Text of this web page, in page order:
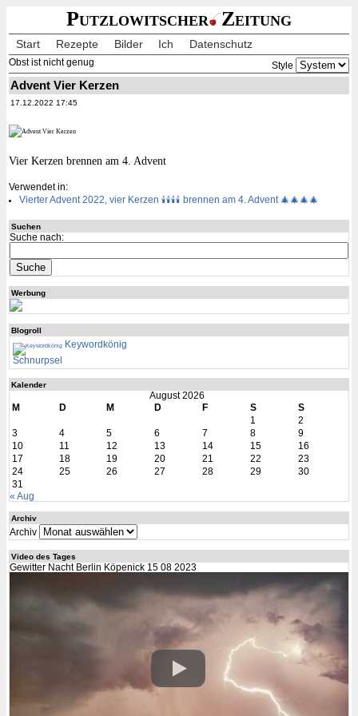
Putzlowitscher Zeitung
Start Rezepte Bilder Ich Datenschutz
Obst ist nicht genug Style
Advent Vier Kerzen
17.12.2022 17:45
Vier Kerzen brennen am 4. Advent
Verwendet in:
Vierter Advent 2022, vier Kerzen 🕯🕯🕯🕯 brennen am 4. Advent 🎄🎄🎄🎄
Suchen
Suche nach:
Werbung
Blogroll
Keywordkönig
Schnurpsel
Kalender
August 2026
M
D M D F S
S
1
2
3
4 5 6 7 8
9
10
11 12 13 14 15
16
17
18 19 20 21 22
23
24
25 26 27 28 29
30
31
« Aug
Archiv
Archiv
Video des Tages
Gewitter Nacht Berlin Köpenick 15 08 2023